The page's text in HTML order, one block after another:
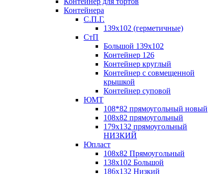
Контейнера
С.П.Г.
139х102 (герметичные)
СтП
Большой 139х102
Контейнер 126
Контейнер круглый
Контейнер с совмещенной
крышкой
Контейнер суповой
ЮМТ
108*82 прямоугольный новый
108х82 прямоугольный
179х132 прямоугольный
НИЗКИЙ
Юпласт
108х82 Прямоугольный
138х102 Большой
186х132 Низкий